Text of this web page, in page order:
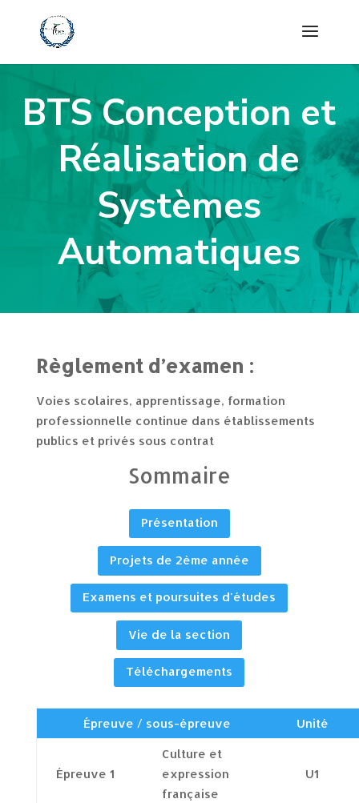
BTS Conception et
Réalisation de
Systèmes
Automatiques
Règlement d’examen :
Voies scolaires, apprentissage, formation
professionnelle continue dans établissements
publics et privés sous contrat
Sommaire
Présentation
Projets de 2ème année
Examens et poursuites d'études
Vie de la section
Téléchargements
Épreuve / sous-épreuve Unité
Épreuve 1
Culture et
expression
française
U1